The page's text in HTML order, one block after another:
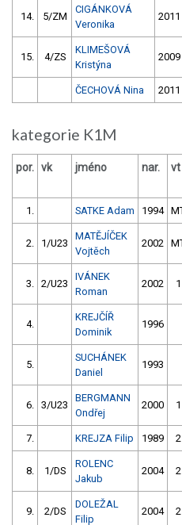
14. 5/ZM
CIGÁNKOVÁ
Veronika
2011
15. 4/ZS
KLIMEŠOVÁ
Kristýna
2009
ČECHOVÁ Nina 2011
kategorie K1M
por. vk jméno nar. vt
1. SATKE Adam 1994
2. 1/U23
MATĚJÍČEK
Vojtěch
2002
3. 2/U23
IVÁNEK
Roman
2002 1
4.
KREJČÍŘ
Dominik
1996
5.
SUCHÁNEK
Daniel
1993
6. 3/U23
BERGMANN
Ondřej
2000 1
7. KREJZA Filip 1989 2
8. 1/DS
ROLENC
Jakub
2004 2
9. 2/DS
DOLEŽAL
Filip
2004 2